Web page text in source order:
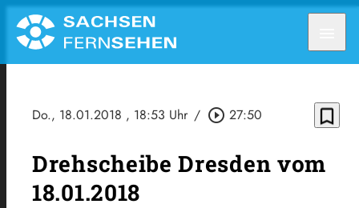
Do., 18.01.2018 , 18:53 Uhr / play_circle_outline 27:50 bookmark_border
Drehscheibe Dresden vom
18.01.2018